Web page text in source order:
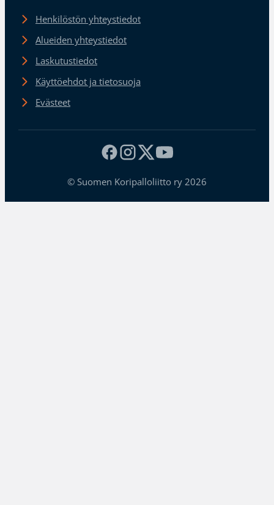
Henkilöstön yhteystiedot
Alueiden yhteystiedot
Laskutustiedot
Käyttöehdot ja tietosuoja
Evästeet
© Suomen Koripalloliitto ry 2026